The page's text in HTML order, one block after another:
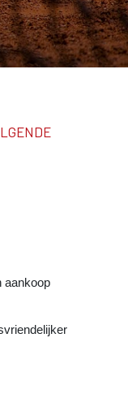
aankoop